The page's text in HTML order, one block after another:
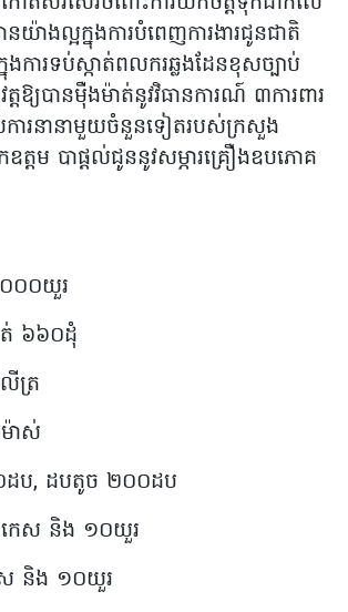
នយ៉ាងល្អក្នុងការបំពេញការងារជូនជាតិ
ការទប់ស្កាត់ពលករឆ្លងដែនខុសច្បាប់
តឱ្យបានម៉ឺងម៉ាត់នូវវិធានការណ៍ ៣ការពារ
រនានាមួយចំនួនទៀតរបស់ក្រសួង
តម បាផ្តល់ជូននូវសម្ភារគ្រឿងឧបភោគ
០០យួរ
៦៦០ដុំ
ត្រ
ាស់
ប, ដបតូច ២០០ដប
េស និង ១០យួរ
និង ១០យួរ